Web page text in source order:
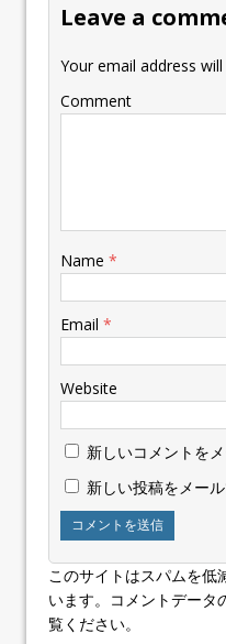
Leave a
Your email address
Comment
Name *
Email *
Website
新しいコメントを
新しい投稿をメー
このサイトはスパムを
います。
コメントデータ
覧ください。